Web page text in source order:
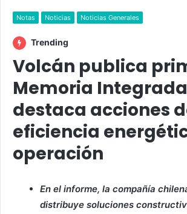
Notas Noticias Noticias Generales
Trending
Volcán publica
Memoria
destaca acciones
eficiencia
operación
En el informe, la compañía
distribuye soluciones